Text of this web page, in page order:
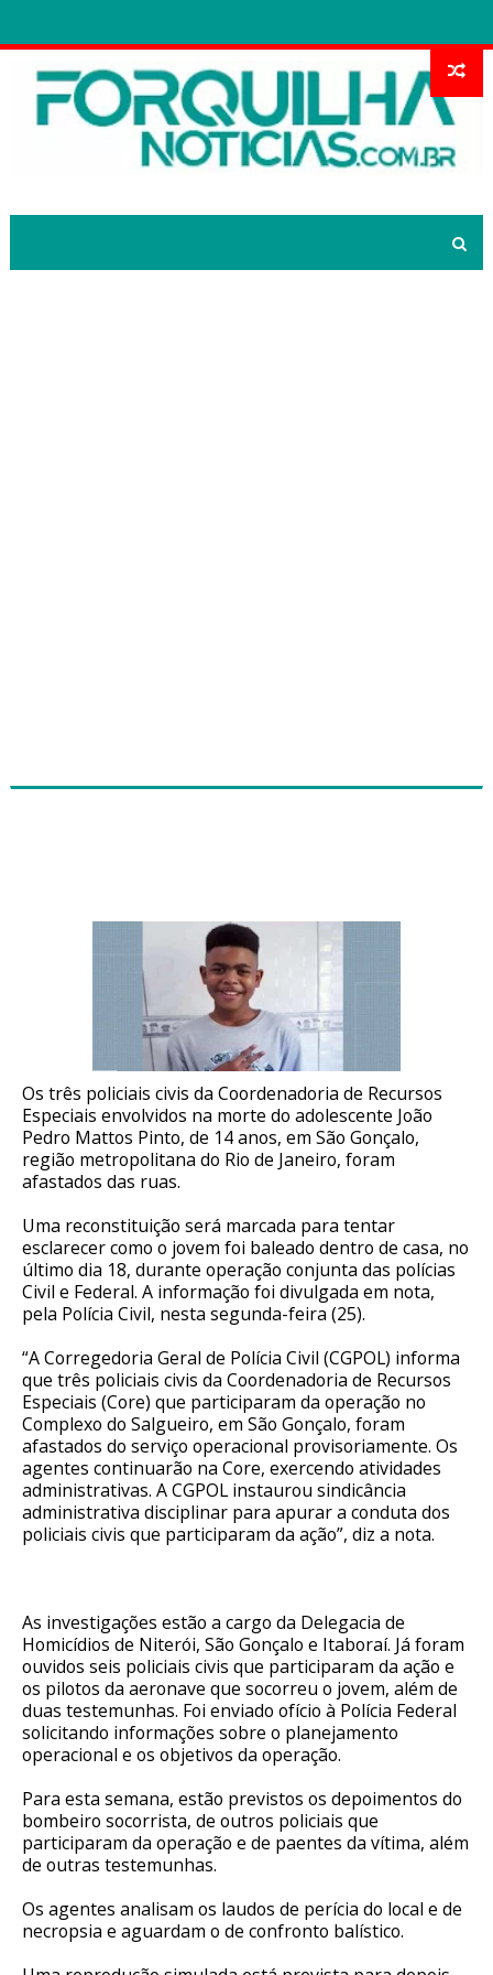
Os três policiais civis da Coordenadoria de Recursos
Especiais envolvidos na morte do adolescente João
Pedro Mattos Pinto, de 14 anos, em São Gonçalo,
região metropolitana do Rio de Janeiro, foram
afastados das ruas.
Uma reconstituição será marcada para tentar
esclarecer como o jovem foi baleado dentro de casa, no
último dia 18, durante operação conjunta das polícias
Civil e Federal. A informação foi divulgada em nota,
pela Polícia Civil, nesta segunda-feira (25).
“A Corregedoria Geral de Polícia Civil (CGPOL) informa
que três policiais civis da Coordenadoria de Recursos
Especiais (Core) que participaram da operação no
Complexo do Salgueiro, em São Gonçalo, foram
afastados do serviço operacional provisoriamente. Os
agentes continuarão na Core, exercendo atividades
administrativas. A CGPOL instaurou sindicância
administrativa disciplinar para apurar a conduta dos
policiais civis que participaram da ação”, diz a nota.
As investigações estão a cargo da Delegacia de
Homicídios de Niterói, São Gonçalo e Itaboraí. Já foram
ouvidos seis policiais civis que participaram da ação e
os pilotos da aeronave que socorreu o jovem, além de
duas testemunhas. Foi enviado ofício à Polícia Federal
solicitando informações sobre o planejamento
operacional e os objetivos da operação.
Para esta semana, estão previstos os depoimentos do
bombeiro socorrista, de outros policiais que
participaram da operação e de paentes da vítima, além
de outras testemunhas.
Os agentes analisam os laudos de perícia do local e de
necropsia e aguardam o de confronto balístico.